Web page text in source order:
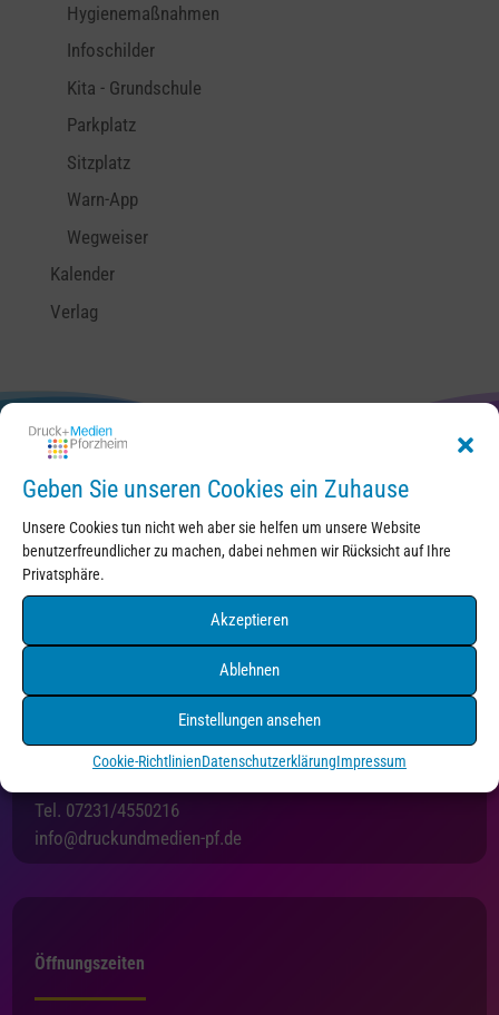
Geben Sie unseren Cookies ein Zuhause
Unsere Cookies tun nicht weh aber sie helfen um unsere Website
benutzerfreundlicher zu machen, dabei nehmen wir Rücksicht auf Ihre
Privatsphäre.
Akzeptieren
Ablehnen
Einstellungen ansehen
Cookie-RichtlinienDatenschutzerklärungImpressum
Hygienemaßnahmen
Infoschilder
Kita - Grundschule
Parkplatz
Sitzplatz
Warn-App
Wegweiser
Kalender
Verlag
Druck+Medien Pforzheim
Holzgartenstraße 3
Tel. 07231/4550216
info@druckundmedien-pf.de
Öffnungszeiten